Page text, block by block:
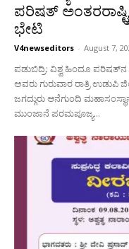
ಪರಿಷತ್
ಭೇಟಿ
V4newseditors - August 7,
ಪಡುಬಿದ್ರಿ: ವಿಶ್ವ ಹಿಂದೂ
ಅವರು ಗುರುವಾರ ರಾತ್ರಿ ಉಡುಪಿ
ಜಗದ್ಗುರು ಆನೆಗುಂದಿ
ಮುಂಜಾನೆ ಪರಮಪೂಜ್ಯ...